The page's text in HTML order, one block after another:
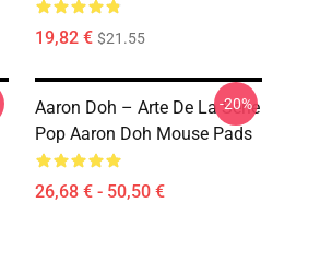
19,82 € $21.55
Aaron Doh – Arte De La Serie
Pop Aaron Doh Mouse Pads
26,68 € - 50,50 €
-20%